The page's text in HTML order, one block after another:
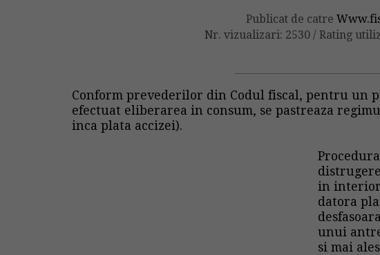
Publicat de catre
Nr. vizualizari: 2530 /Rating
Conform prevederilor din Codul fiscal, pentru un
efectuat eliberarea in consum, se pastreaza
inca plata accizei).
in
datora
unui
si mai